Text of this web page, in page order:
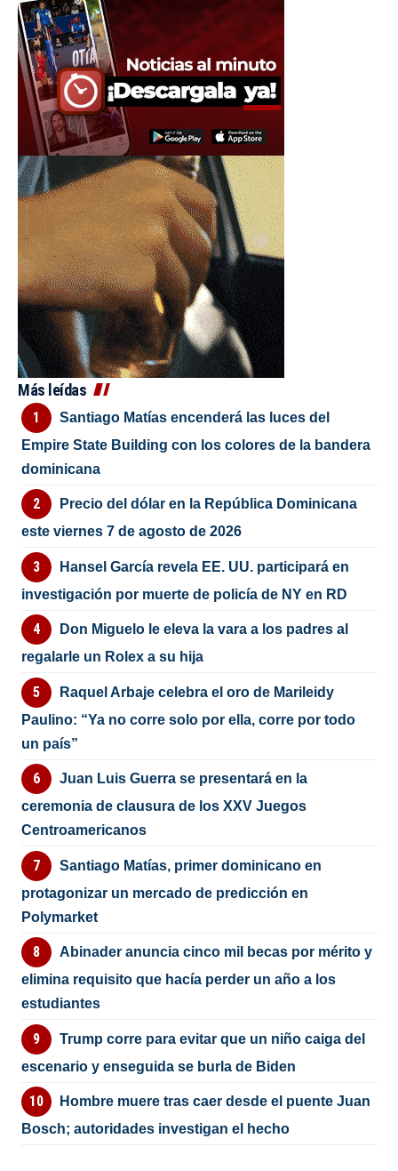
Más leídas
Santiago Matías encenderá las luces del
Empire State Building con los colores de la bandera
dominicana
Precio del dólar en la República Dominicana
este viernes 7 de agosto de 2026
Hansel García revela EE. UU. participará en
investigación por muerte de policía de NY en RD
Don Miguelo le eleva la vara a los padres al
regalarle un Rolex a su hija
Raquel Arbaje celebra el oro de Marileidy
Paulino: “Ya no corre solo por ella, corre por todo
un país”
Juan Luis Guerra se presentará en la
ceremonia de clausura de los XXV Juegos
Centroamericanos
Santiago Matías, primer dominicano en
protagonizar un mercado de predicción en
Polymarket
Abinader anuncia cinco mil becas por mérito y
elimina requisito que hacía perder un año a los
estudiantes
Trump corre para evitar que un niño caiga del
escenario y enseguida se burla de Biden
Hombre muere tras caer desde el puente Juan
Bosch; autoridades investigan el hecho